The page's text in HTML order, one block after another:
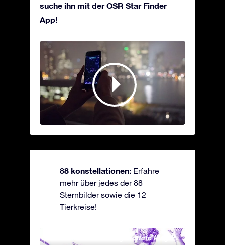
suche ihn mit der OSR Star Finder
App!
88 konstellationen: Erfahre
mehr über jedes der 88
Sternbilder sowie die 12
Tierkreise!
Andromeda - Die angekettete Magd